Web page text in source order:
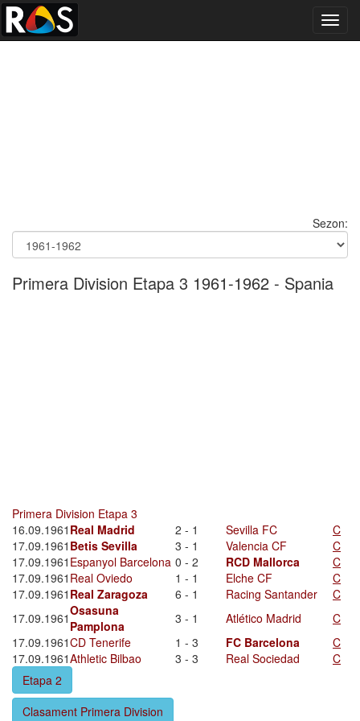
Sezon:
Primera Division Etapa 3 1961-1962 - Spania
Primera Division Etapa 3
16.09.1961 Real Madrid 2 - 1 Sevilla FC
C
17.09.1961 Betis Sevilla 3 - 1 Valencia CF
C
17.09.1961 Espanyol Barcelona 0 - 2 RCD Mallorca
C
17.09.1961 Real Oviedo 1 - 1 Elche CF
C
17.09.1961 Real Zaragoza 6 - 1 Racing Santander
C
17.09.1961Osasuna
Pamplona
3 - 1 Atlético Madrid
C
17.09.1961CD Tenerife 1 - 3 FC Barcelona
C
17.09.1961Athletic Bilbao 3 - 3 Real Sociedad
C
Etapa 2
Clasament Primera Division